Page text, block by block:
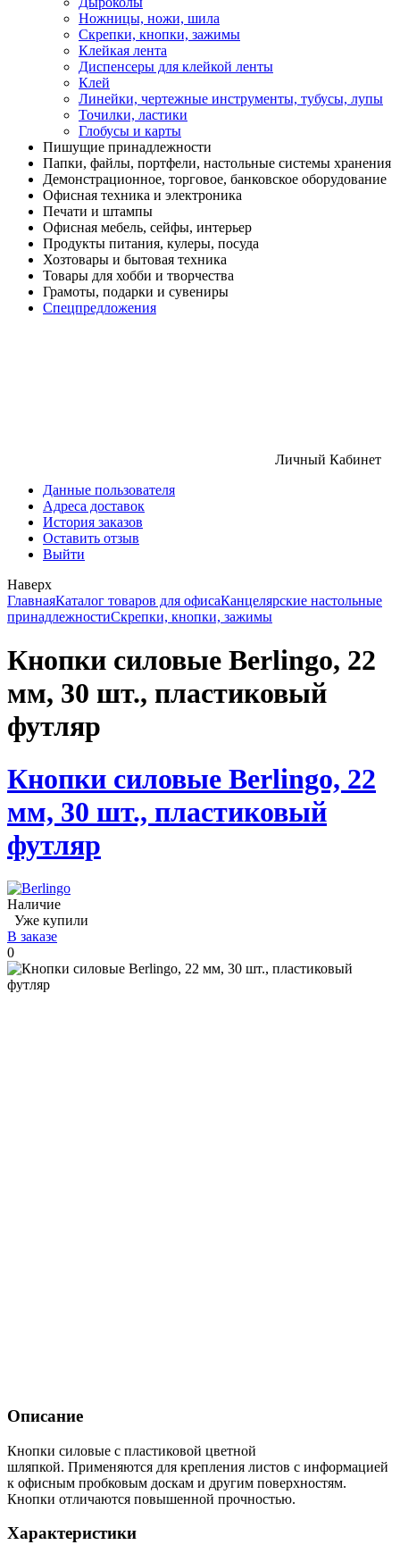
Ножницы, ножи, шила
Скрепки, кнопки, зажимы
Клейкая лента
Диспенсеры для клейкой ленты
Клей
Линейки, чертежные инструменты, тубусы, лупы
Точилки, ластики
Глобусы и карты
Пишущие принадлежности
Папки, файлы, портфели, настольные системы хранения
Демонстрационное, торговое, банковское оборудование
Офисная техника и электроника
Печати и штампы
Офисная мебель, сейфы, интерьер
Продукты питания, кулеры, посуда
Хозтовары и бытовая техника
Товары для хобби и творчества
Грамоты, подарки и сувениры
Спецпредложения
Личный Кабинет
Данные пользователя
Адреса доставок
История заказов
Оставить отзыв
Выйти
Наверх
ГлавнаяКаталог товаров для офисаКанцелярские настольные
принадлежностиСкрепки, кнопки, зажимы
Кнопки силовые Berlingo, 22
мм, 30 шт., пластиковый
футляр
Кнопки силовые Berlingo, 22
мм, 30 шт., пластиковый
футляр
Наличие
Уже купили
В заказе
0
Описание
Кнопки силовые с пластиковой цветной
шляпкой. Применяются для крепления листов с информацией
к офисным пробковым доскам и другим поверхностям.
Кнопки отличаются повышенной прочностью.
Характеристики